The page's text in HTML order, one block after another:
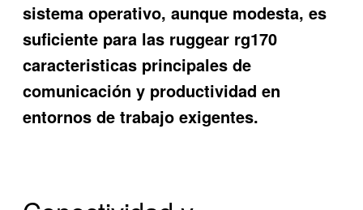
sistema operativo, aunque modesta, es
suficiente para las ruggear rg170
caracteristicas principales de
comunicación y productividad en
entornos de trabajo exigentes.